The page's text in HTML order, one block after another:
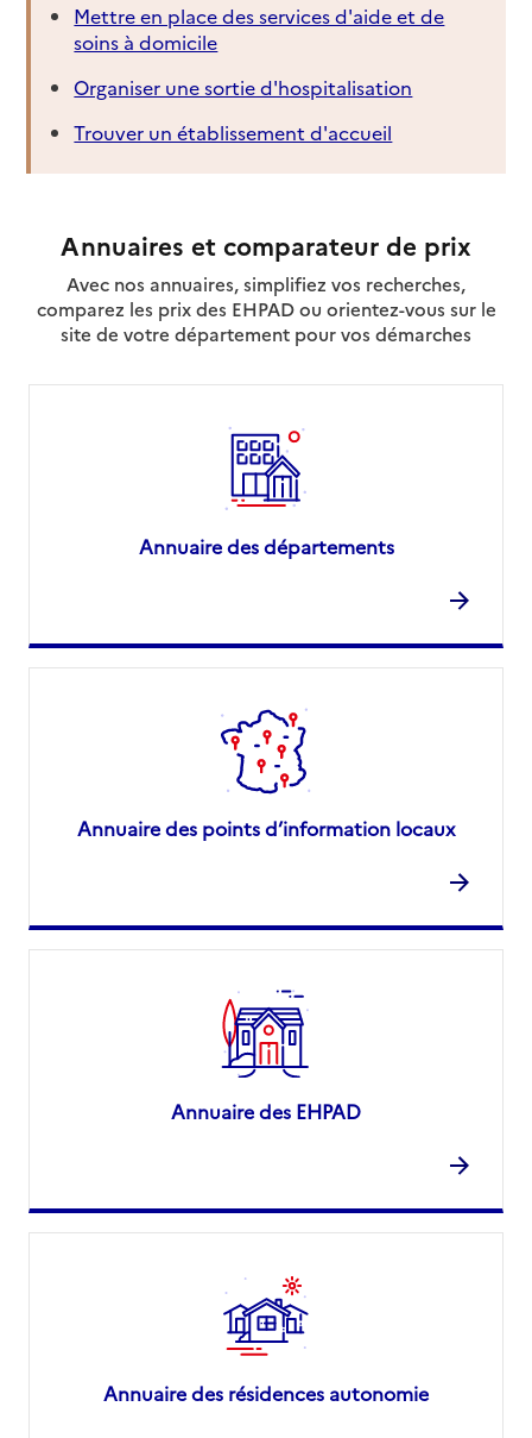
Mettre en place des services d'aide et de
soins à domicile
Organiser une sortie d'hospitalisation
Trouver un établissement d'accueil
Annuaires et comparateur de prix
Avec nos annuaires, simplifiez vos recherches,
comparez les prix des EHPAD ou orientez-vous sur le
site de votre département pour vos démarches
Annuaire des départements
Annuaire des points d’information locaux
Annuaire des EHPAD
Annuaire des résidences autonomie